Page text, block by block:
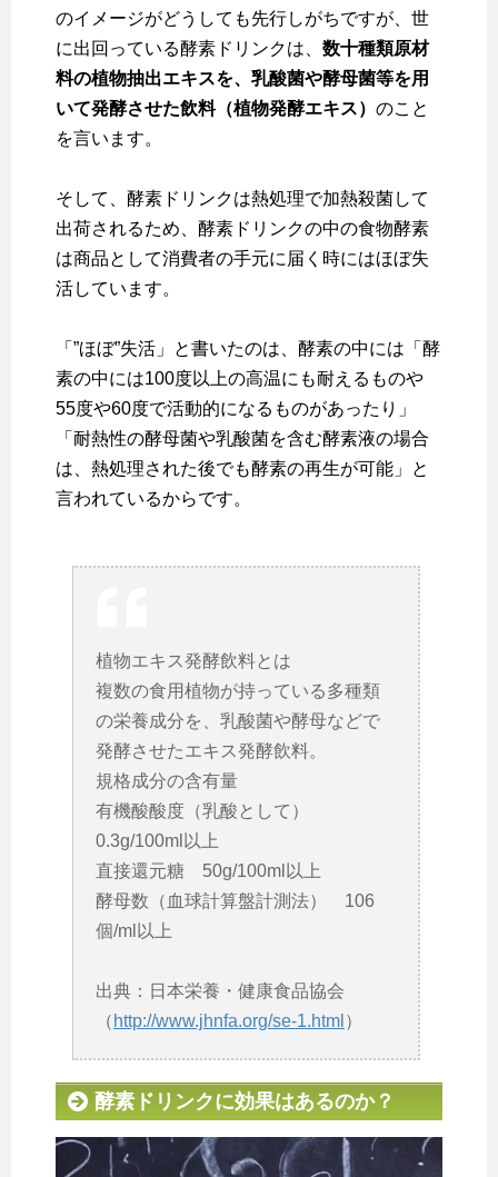
のイメージがどうしても先行しがちですが、世
に出回っている酵素ドリンクは、 数十種類原材
料の植物抽出エキスを、乳酸菌や酵母菌等を用
いて発酵させた飲料（植物発酵エキス） のこと
を言います。
そして、酵素ドリンクは熱処理で加熱殺菌して
出荷されるため、酵素ドリンクの中の食物酵素
は商品として消費者の手元に届く時にはほぼ失
活しています。
「”ほぼ”失活」と書いたのは、酵素の中には「酵
素の中には100度以上の高温にも耐えるものや
55度や60度で活動的になるものがあったり」
「耐熱性の酵母菌や乳酸菌を含む酵素液の場合
は、熱処理された後でも酵素の再生が可能」と
言われているからです。
植物エキス発酵飲料とは
複数の食用植物が持っている多種類
の栄養成分を、乳酸菌や酵母などで
発酵させたエキス発酵飲料。
規格成分の含有量
有機酸酸度（乳酸として）
0.3g/100ml以上
直接還元糖 50g/100ml以上
酵母数（血球計算盤計測法） 106
個/ml以上
出典：日本栄養・健康食品協会
（ http://www.jhnfa.org/se-1.html ）
酵素ドリンクに効果はあるのか？